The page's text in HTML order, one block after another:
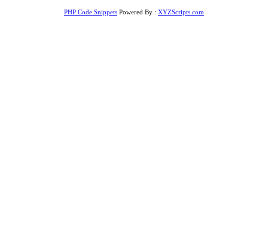
PHP Code Snippets Powered By : XYZScripts.com